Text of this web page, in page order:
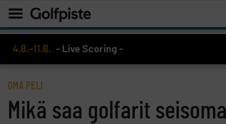
4.8.–11.8. - Live Scoring -
OMA PELI
Mikä saa golfarit